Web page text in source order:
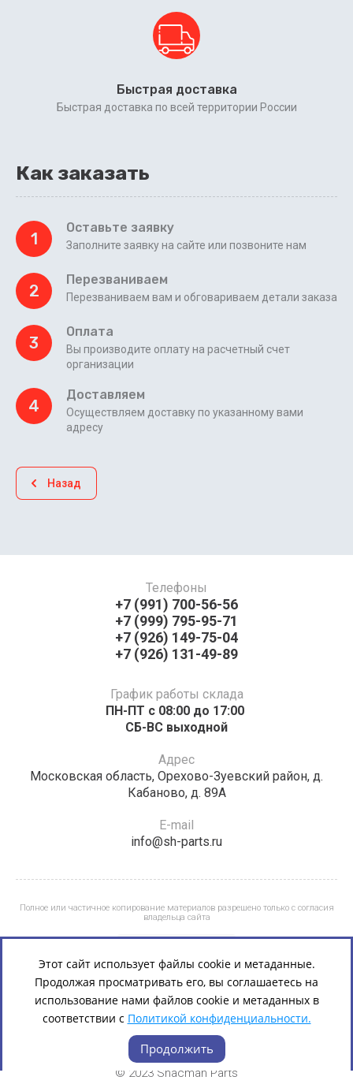
Быстрая доставка
Быстрая доставка по всей территории России
Как заказать
1
Оставьте заявку
Заполните заявку на сайте или позвоните нам
2
Перезваниваем
Перезваниваем вам и обговариваем детали заказа
3
Оплата
Вы производите оплату на расчетный счет
организации
4
Доставляем
Осуществляем доставку по указанному вами
адресу
Назад
Телефоны
+7 (991) 700-56-56
+7 (999) 795-95-71
+7 (926) 149-75-04
+7 (926) 131-49-89
График работы склада
ПН-ПТ с 08:00 до 17:00 ​​​​​​
СБ-ВС выходной
Адрес
Московская область, Орехово-Зуевский район, д.
Кабаново, д. 89А
E-mail
info@sh-parts.ru
Полное или частичное копирование материалов разрешено только с согласия
владельца сайта
© 2023 Shacman Parts
Этот сайт использует файлы cookie и метаданные.
Продолжая просматривать его, вы соглашаетесь на
использование нами файлов cookie и метаданных в
соответствии с Политикой конфиденциальности.
Продолжить